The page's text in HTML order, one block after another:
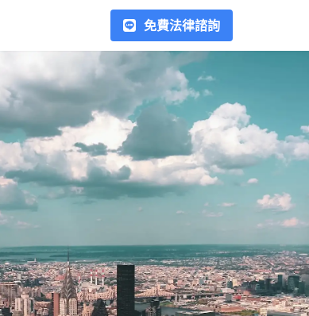
勞資爭議
在台灣的勞資爭議常見種類包
括：加班費、薪水、資遣、契約
糾紛、派遣勞工糾紛、競業禁止
條款等，在處理勞資糾紛時，最
重要的是雙方應留存相關證據，
例如加班紀錄、工作日誌、薪資
結算單、離職證明等文件，以利
解決後續的爭議。在這個區塊我
們會以專文解釋處理方式，幫助
您以正確的方式處理勞資糾紛。
欠錢不還
何書面協議，如簽借據或本票，
是否代表就失去追回借款的權
利？在這裡，我們將介紹如何運
免費法律諮詢